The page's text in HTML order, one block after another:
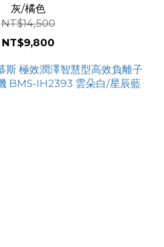
灰/橘色
NT$14,500
NT$9,800